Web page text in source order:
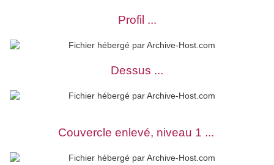
Profil ...
Dessus ...
Couvercle enlevé, niveau 1 ...